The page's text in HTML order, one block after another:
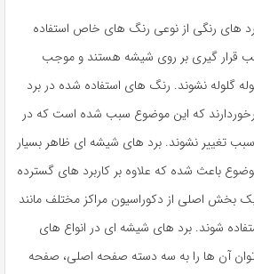
های رنگی از نوعی رنگ های خاص استفاده
قرار گیری بر روی شیشه هستند و موجب
گلوله نشوند. رنگ های استفاده شده در برد
که این موضوع سبب شده است که در
تغییر نشوند. برد های شیشه ای ظاهر بسیار
باعث شده که علاوه بر کاربرد های گسترده
بخش اصلی از دکوراسیون مراکز مختلف مانند
شوند. برد های شیشه ای در انواع های
آن ها را به سه دسته صفحه اصلی، صفحه